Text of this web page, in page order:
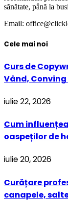
sănătate, până la
Email:
Cele mai noi
Curs de
Vând,
iulie 22, 2026
Cum
oaspeților de
iulie 20, 2026
Curățare
canapele,